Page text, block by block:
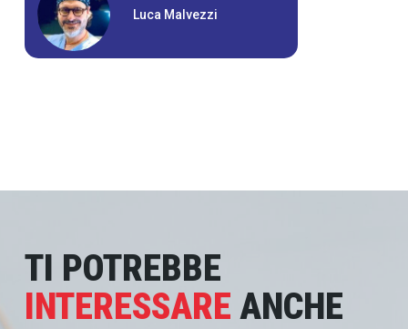
Luca Malvezzi
TI POTREBBE
INTERESSARE ANCHE